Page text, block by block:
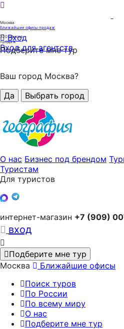
Москва
Ближайшие офисы продаж
320офисов
продаж
Вход
Вход для агентств
Подберите мне тур
Ваш город Москва?
Да
Выбрать город
О нас Бизнес под брендом
Туристам
Для туристов
интернет-магазин +7 (909)
вход
Подберите мне тур
Москва
Ближайшие офисы
Поиск туров
По России
По всему миру
О нас
Подберите мне тур